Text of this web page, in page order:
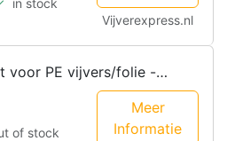
in stock
Vijverexpress.nl
voor PE vijvers/folie -
of stock
Meer
Informatie